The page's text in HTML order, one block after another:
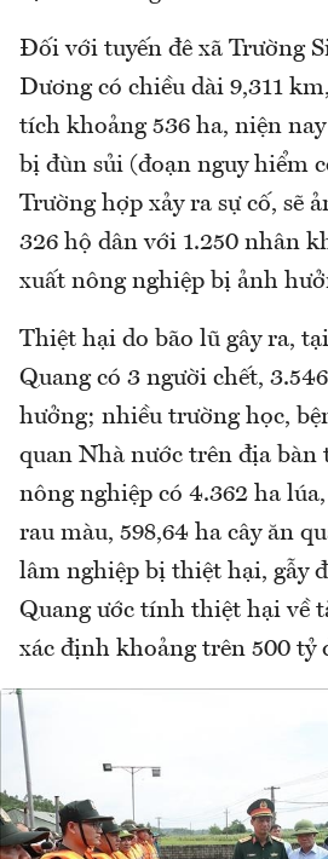
Đối với tuyến đê xã Trường
Dương có chiều dài 9,311
tích khoảng 536 ha, niện
bị đùn sủi (đoạn nguy hiểm
Trường hợp xảy ra sự cố, sẽ
326 hộ dân với 1.250 nhân
xuất nông nghiệp bị ảnh
Thiệt hại do bão lũ gây ra,
Quang có 3 người chết,
hưởng; nhiều trường học,
quan Nhà nước trên địa bàn
nông nghiệp có 4.362 ha
rau màu, 598,64 ha cây ăn
lâm nghiệp bị thiệt hại, gẫy
Quang ước tính thiệt hại về
xác định khoảng trên 500 tỷ